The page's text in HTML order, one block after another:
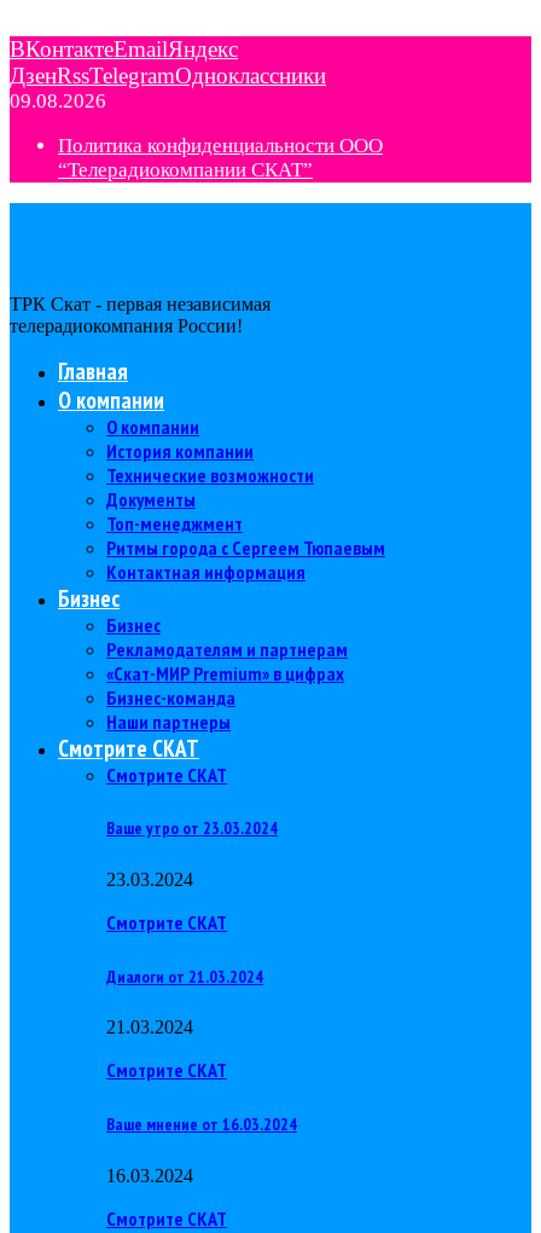
ВКонтактеEmailЯндекс
ДзенRssTelegramОдноклассники
09.08.2026
Политика конфиденциальности ООО
“Телерадиокомпании СКАТ”
ТРК Скат - первая независимая
телерадиокомпания Роcсии!
Главная
О компании
О компании
История компании
Технические возможности
Документы
Топ-менеджмент
Ритмы города с Сергеем Тюпаевым
Контактная информация
Бизнес
Бизнес
Рекламодателям и партнерам
«Скат-МИР Premium» в цифрах
Бизнес-команда
Наши партнеры
Смотрите СКАТ
Смотрите СКАТ
Ваше утро от 23.03.2024
23.03.2024
Смотрите СКАТ
Диалоги от 21.03.2024
21.03.2024
Смотрите СКАТ
Ваше мнение от 16.03.2024
16.03.2024
Смотрите СКАТ